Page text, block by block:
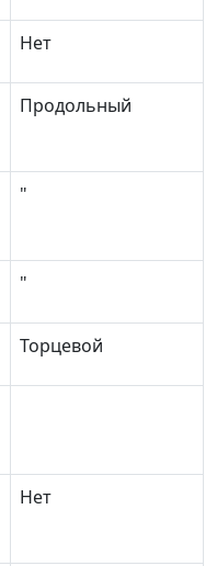
Нет
Продольный
"
"
Торцевой
Нет